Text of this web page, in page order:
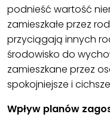
podnieść wartość
zamieszkałe przez
przyciągają innych
środowisko do
zamieszkane przez
spokojniejsze i
Wpływ planów